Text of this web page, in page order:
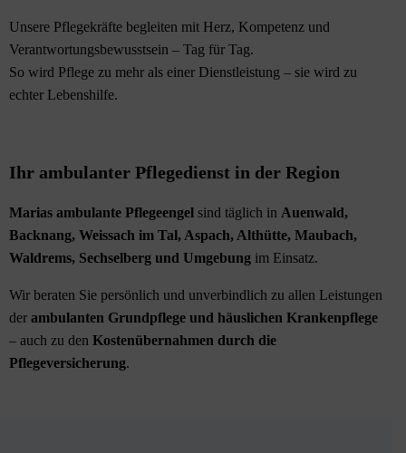
Unsere Pflegekräfte begleiten mit Herz, Kompetenz und
Verantwortungsbewusstsein – Tag für Tag.
So wird Pflege zu mehr als einer Dienstleistung – sie wird zu
echter Lebenshilfe.
Ihr ambulanter Pflegedienst in der Region
Marias ambulante Pflegeengel sind täglich in Auenwald,
Backnang, Weissach im Tal, Aspach, Althütte, Maubach,
Waldrems, Sechselberg und Umgebung im Einsatz.
Wir beraten Sie persönlich und unverbindlich zu allen Leistungen
der ambulanten Grundpflege und häuslichen Krankenpflege
– auch zu den Kostenübernahmen durch die
Pflegeversicherung.